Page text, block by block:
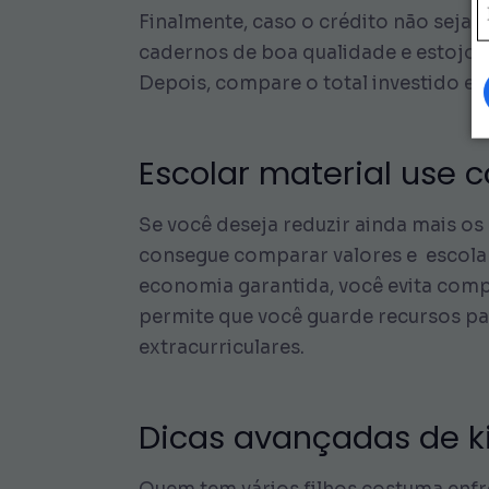
Finalmente, caso o crédito não seja
cadernos de boa qualidade e
Depois, compare o total investido e
Escolar material use
Se você deseja reduzir ainda mais
consegue comparar valores e
economia garantida, você evita
permite que você guarde recursos
extracurriculares.
Dicas avançadas de